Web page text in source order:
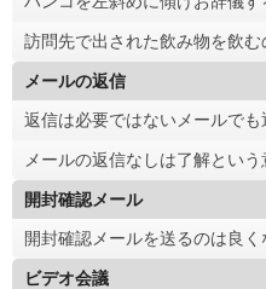
訪問先で出された飲み物を飲
メールの返信
返信は必要ではないメールでも
メールの返信なしは了解とい
開封確認メール
開封確認メールを送るのは良く
ビデオ会議